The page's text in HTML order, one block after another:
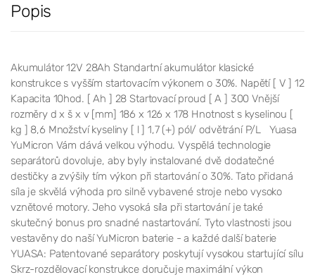
Popis
Akumulátor 12V 28Ah Standartní akumulátor klasické
konstrukce s vyšším startovacím výkonem o 30%. Napětí [ V ] 12
Kapacita 10hod. [ Ah ] 28 Startovací proud [ A ] 300 Vnější
rozměry d x š x v [mm] 186 x 126 x 178 Hnotnost s kyselinou [
kg ] 8,6 Množství kyseliny [ l ] 1,7 (+) pól/ odvětrání P/L Yuasa
YuMicron Vám dává velkou výhodu. Vyspělá technologie
separátorů dovoluje, aby byly instalované dvě dodatečné
destičky a zvýšily tím výkon při startování o 30%. Tato přidaná
síla je skvělá výhoda pro silně vybavené stroje nebo vysoko
vznětové motory. Jeho vysoká síla při startování je také
skutečný bonus pro snadné nastartování. Tyto vlastnosti jsou
vestavěny do naší YuMicron baterie - a každé další baterie
YUASA: Patentované separátory poskytují vysokou startující sílu
Skrz-rozdělovací konstrukce doručuje maximální výkon